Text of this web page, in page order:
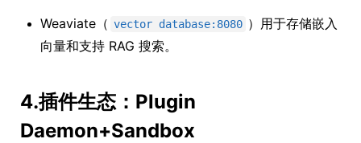
Weaviate（ vector database:8080 ）用于存储嵌入
向量和支持 RAG 搜索。
4.插件生态：Plugin
Daemon+Sandbox